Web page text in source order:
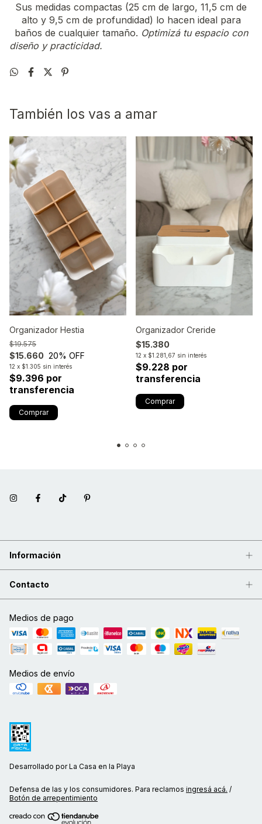
Sus medidas compactas (25 cm de largo, 11,5 cm de
alto y 9,5 cm de profundidad) lo hacen ideal para
baños de cualquier tamaño. Optimizá tu espacio con
diseño y practicidad.
También los vas a amar
Organizador Hestia
$15.660
$19.575
20% OFF
12 x $1.305 sin interés
$9.396 por
transferencia
Organizador Creride
$15.380
12 x $1.281,67 sin interés
$9.228 por
transferencia
Información
Contacto
Medios de pago
Medios de envío
Desarrollado por La Casa en la Playa
Defensa de las y los consumidores. Para reclamos ingresá acá. /
Botón de arrepentimiento